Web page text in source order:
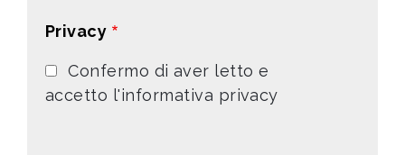
Privacy
Confermo di aver letto e
accetto l'informativa privacy